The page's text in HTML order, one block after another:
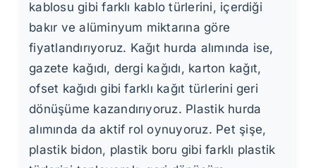
kablosu gibi farklı kablo türlerini, içerdiği
bakır ve alüminyum miktarına göre
fiyatlandırıyoruz. Kağıt hurda alımında ise,
gazete kağıdı, dergi kağıdı, karton kağıt,
ofset kağıdı gibi farklı kağıt türlerini geri
dönüşüme kazandırıyoruz. Plastik hurda
alımında da aktif rol oynuyoruz. Pet şişe,
plastik bidon, plastik boru gibi farklı plastik